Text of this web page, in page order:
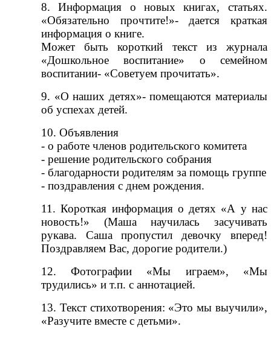
8. Информация о новых книгах, статьях.
«Обязательно прочтите!»- дается краткая
информация о книге.
Может быть короткий текст из журнала
«Дошкольное воспитание» о семейном
воспитании- «Советуем прочитать».
9. «О наших детях»- помещаются материалы
об успехах детей.
10. Объявления
- о работе членов родительского комитета
- решение родительского собрания
- благодарности родителям за помощь группе
- поздравления с днем рождения.
11. Короткая информация о детях «А у нас
новость!» (Маша научилась засучивать
рукава. Саша пропустил девочку вперед!
Поздравляем Вас, дорогие родители.)
12. Фотографии «Мы играем», «Мы
трудились» и т.п. с аннотацией.
13. Текст стихотворения: «Это мы выучили»,
«Разучите вместе с детьми».